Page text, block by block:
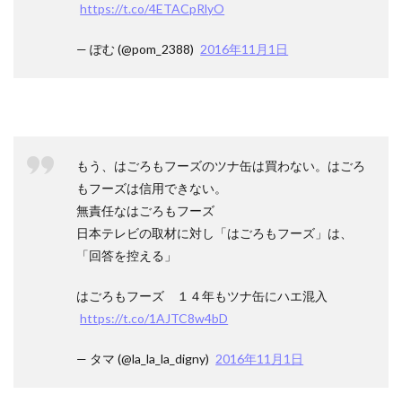
https://t.co/4ETACpRlyO
— ぽむ (@pom_2388) 2016年11月1日
もう、はごろもフーズのツナ缶は買わない。はごろ
もフーズは信用できない。
無責任なはごろもフーズ
日本テレビの取材に対し「はごろもフーズ」は、
「回答を控える」
はごろもフーズ １４年もツナ缶にハエ混入
https://t.co/1AJTC8w4bD
— タマ (@la_la_la_digny) 2016年11月1日